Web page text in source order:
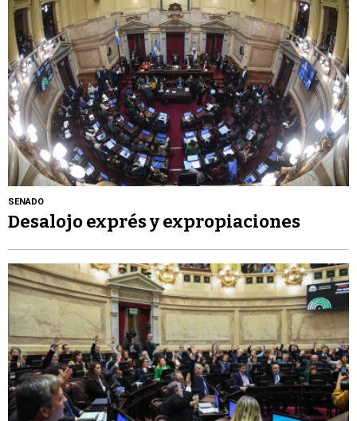
SENADO
Desalojo exprés y expropiaciones